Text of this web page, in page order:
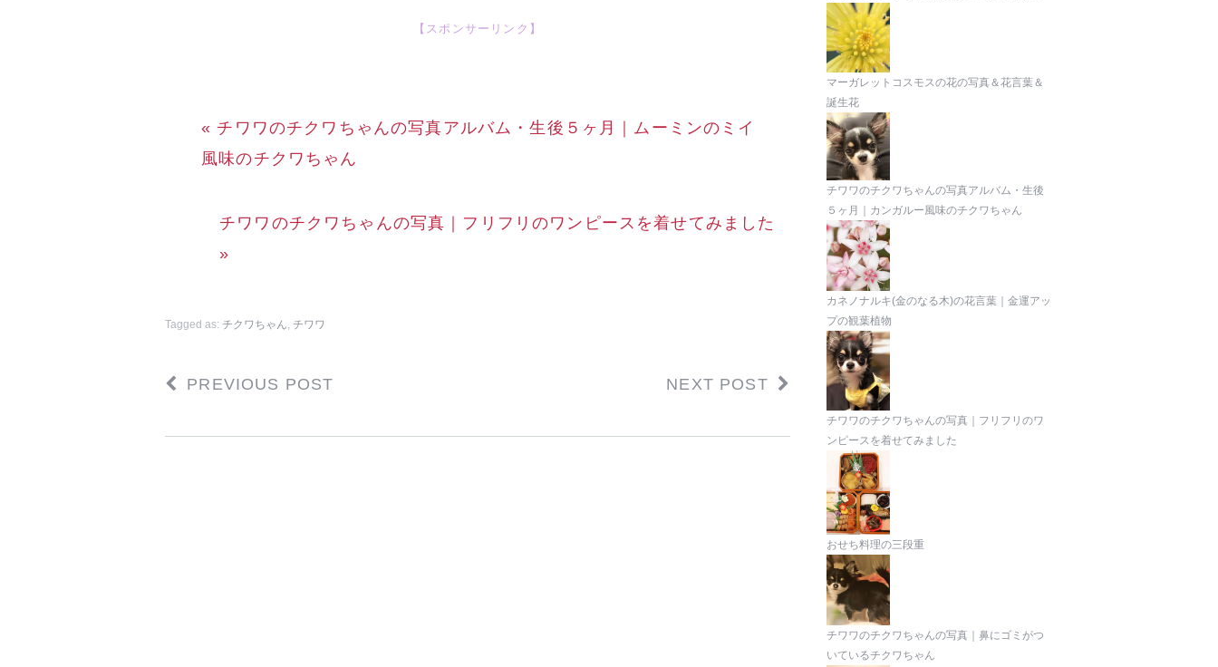
【スポンサーリンク】
« チワワのチクワちゃんの写真アルバム・生後５ヶ月｜ムーミンのミイ
風味のチクワちゃん
チワワのチクワちゃんの写真｜フリフリのワンピースを着せてみました
»
Tagged as: チクワちゃん, チワワ
PREVIOUS POST NEXT POST
マーガレットコスモスの花の写真＆花言葉＆
誕生花
チワワのチクワちゃんの写真アルバム・生後
５ヶ月｜カンガルー風味のチクワちゃん
カネノナルキ(金のなる木)の花言葉｜金運アッ
プの観葉植物
チワワのチクワちゃんの写真｜フリフリのワ
ンピースを着せてみました
おせち料理の三段重
チワワのチクワちゃんの写真｜鼻にゴミがつ
いているチクワちゃん